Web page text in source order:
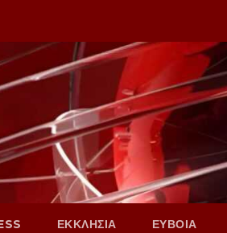
ΕΚΚΛΗΣΙΑ ΕΥΒΟΙΑ